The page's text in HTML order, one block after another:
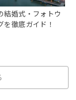
結婚式・フォトウ
を徹底ガイド！